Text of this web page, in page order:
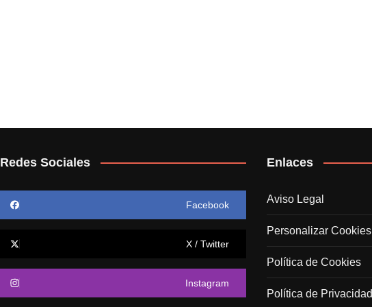
Redes Sociales
Facebook
X / Twitter
Instagram
Enlaces
Aviso Legal
Personalizar Cookies
Política de Cookies
Política de Privacidad